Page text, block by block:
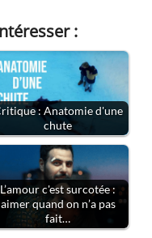
:
: Anatomie d'une
chute
L’amour c'est surcotée :
aimer quand on n’a pas
fait…